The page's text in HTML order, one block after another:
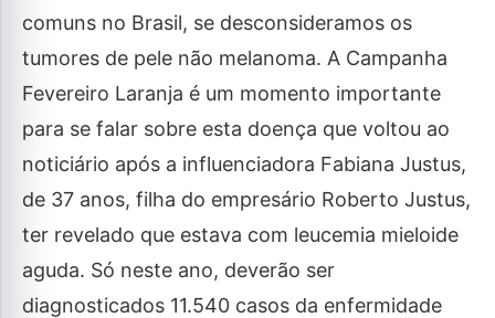
comuns no Brasil, se desconsideramos os
tumores de pele não melanoma. A Campanha
Fevereiro Laranja é um momento importante
para se falar sobre esta doença que voltou ao
noticiário após a influenciadora Fabiana Justus,
de 37 anos, filha do empresário Roberto Justus,
ter revelado que estava com leucemia mieloide
aguda. Só neste ano, deverão ser
diagnosticados 11.540 casos da enfermidade